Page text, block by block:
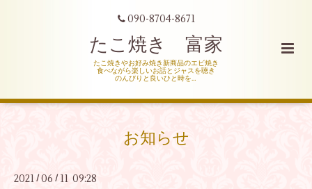
090-8704-8671
たこ焼き 富家
たこ焼きやお好み焼き新商品のエビ焼き
食べながら楽しいお話とジャスを聴き
のんびりと良いひと時を…
お知らせ
2021 /06 / 11 09:28